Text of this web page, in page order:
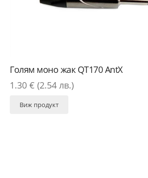
Голям моно жак QT170 AntX
1.30 € (2.54 лв.)
Виж продукт